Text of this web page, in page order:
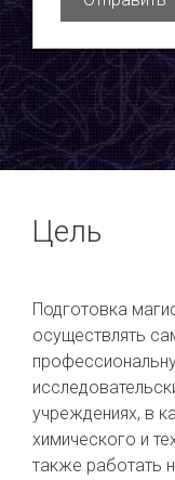
Цель
Подготовка
осуществлять
учреждениях, в
химического и
также работать